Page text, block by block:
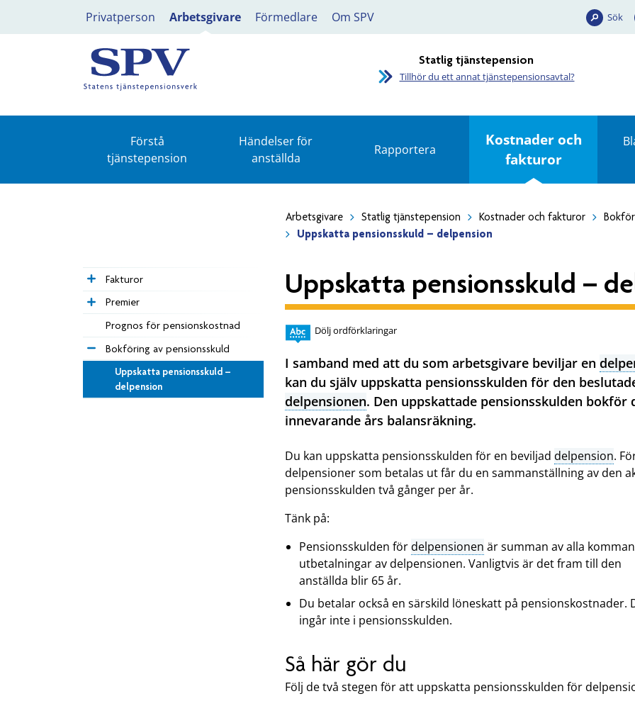
Privatperson Arbetsgivare Förmedlare Om SPV Sök
Statlig tjänstepension
Tillhör du ett annat tjänstepensionsavtal?
Förstå
tjänstepension
Händelser för
anställda
Rapportera
Kostnader och
fakturor
Arbetsgivare Statlig tjänstepension Kostnader och fakturor
Uppskatta pensionsskuld – delpension
Fakturor
Premier
Prognos för pensionskostnad
Bokföring av pensionsskuld
Uppskatta pensionsskuld –
delpension
Uppskatta pensionsskuld –
Dölj ordförklaringar
I samband med att du som arbetsgivare beviljar en
kan du själv uppskatta pensionsskulden för den
delpensionen. Den uppskattade pensionsskulden bokför
innevarande års balansräkning.
Du kan uppskatta pensionsskulden för en beviljad delpension.
delpensioner som betalas ut får du en sammanställning av den
pensionsskulden två gånger per år.
Tänk på:
Pensionsskulden fördelpensionen är summan av alla
utbetalningar av delpensionen. Vanligtvis är det fram till den
anställda blir 65 år.
Du betalar också en särskild löneskatt på pensionskostnader.
ingår inte i pensionsskulden.
Så här gör du
Följ de två stegen för att uppskatta pensionsskulden för